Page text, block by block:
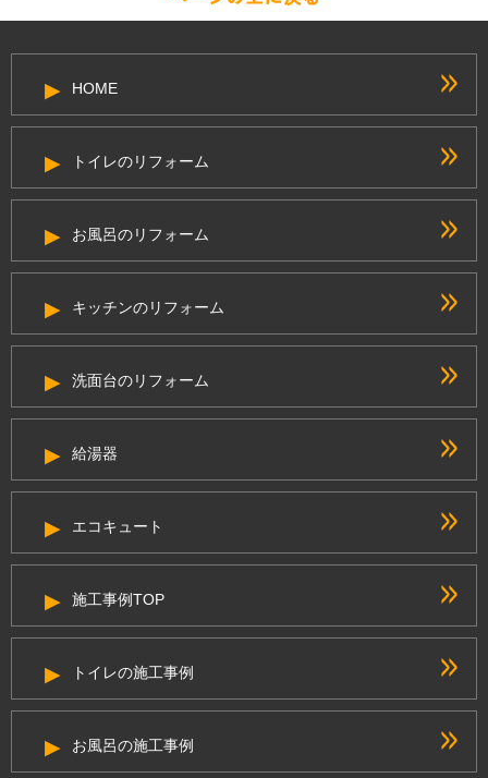
HOME
トイレのリフォーム
お風呂のリフォーム
キッチンのリフォーム
洗面台のリフォーム
給湯器
エコキュート
施工事例TOP
トイレの施工事例
お風呂の施工事例